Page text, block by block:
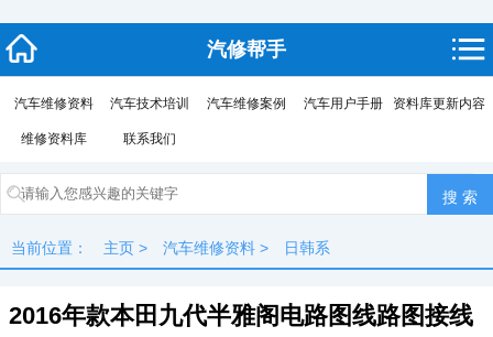
汽修帮手
汽车维修资料 汽车技术培训 汽车维修案例 汽车用户手册 资料库更新内容
维修资料库 联系我们
当前位置： 主页 > 汽车维修资料 > 日韩系
2016年款本田九代半雅阁电路图线路图接线